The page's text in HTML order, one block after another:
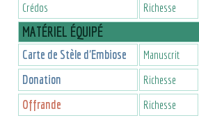
Crédos Richesse
MATÉRIEL ÉQUIPÉ
Carte de Stèle d'Embiose Manuscrit
Donation Richesse
Offrande Richesse